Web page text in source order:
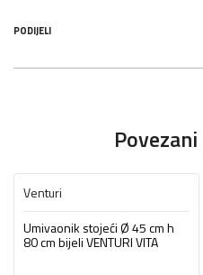
PODIJELI
Venturi
Umivaonik stojeći Ø 45 cm h
80 cm bijeli VENTURI VITA